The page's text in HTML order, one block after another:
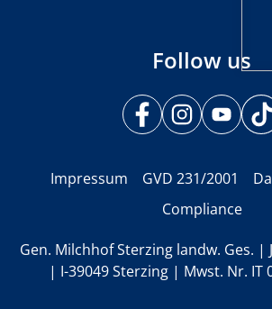
Follow us
Impressum GVD 231/2001
Compliance
Gen. Milchhof Sterzing landw. Ges. |
| I-39049 Sterzing | Mwst. Nr. IT